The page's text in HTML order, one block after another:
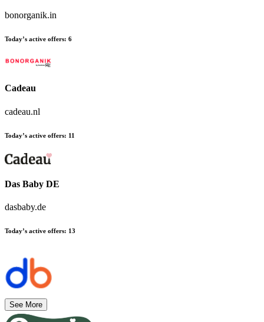
bonorganik.in
Today’s active offers: 6
Cadeau
cadeau.nl
Today’s active offers: 11
Das Baby DE
dasbaby.de
Today’s active offers: 13
See More